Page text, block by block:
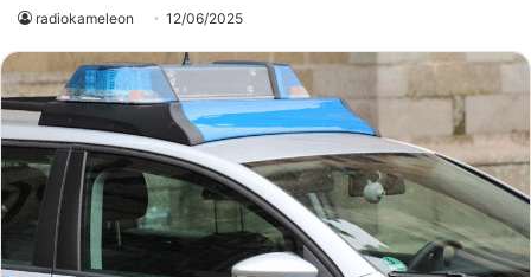
radiokameleon 12/06/2025